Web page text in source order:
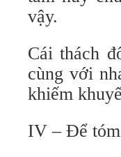
vậy.
Cái thách
cùng với
khiếm
IV – Để